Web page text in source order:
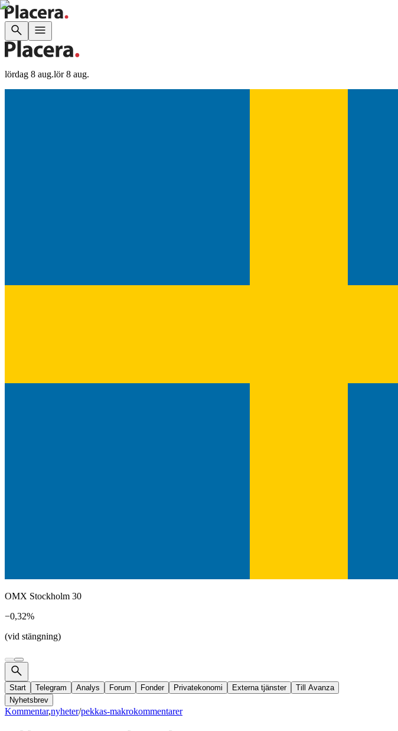
lördag 8 aug.lör 8 aug.
OMX Stockholm 30
−0,32%
(vid stängning)
Start Telegram Analys Forum Fonder Privatekonomi Externa tjänster
Till Avanza
Nyhetsbrev
Kommentar,nyheter/pekkas-makrokommentarer